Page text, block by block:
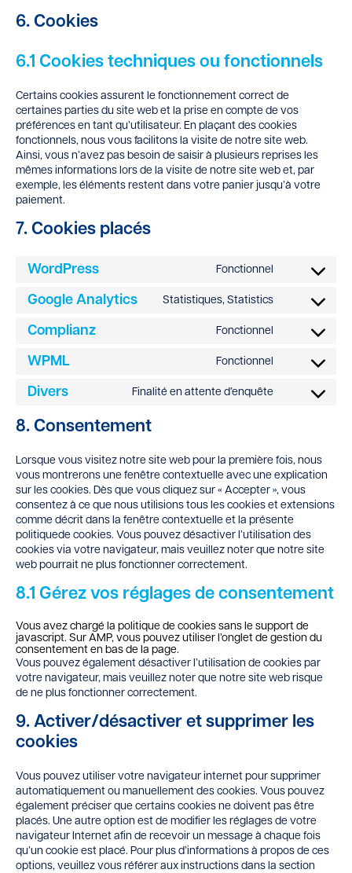
6. Cookies
6.1 Cookies techniques ou fonctionnels
Certains cookies assurent le fonctionnement correct de
certaines parties du site web et la prise en compte de vos
préférences en tant qu’utilisateur. En plaçant des cookies
fonctionnels, nous vous facilitons la visite de notre site web.
Ainsi, vous n’avez pas besoin de saisir à plusieurs reprises les
mêmes informations lors de la visite de notre site web et, par
exemple, les éléments restent dans votre panier jusqu’à votre
paiement.
7. Cookies placés
WordPress Fonctionnel
Consent
service
wordpress
Google Analytics Statistiques, Statistics
Consent
service
google-
Complianz Fonctionnel
Consent
service
complianz
WPML Fonctionnel
Consent
service
Divers Finalité en attente d’enquête
Consent
8. Consentement
Lorsque vous visitez notre site web pour la première fois, nous
vous montrerons une fenêtre contextuelle avec une explication
sur les cookies. Dès que vous cliquez sur « Accepter », vous
consentez à ce que nous utilisions tous les cookies et extensions
comme décrit dans la fenêtre contextuelle et la présente
politiquede cookies. Vous pouvez désactiver l’utilisation des
cookies via votre navigateur, mais veuillez noter que notre site
web pourrait ne plus fonctionner correctement.
8.1 Gérez vos réglages de consentement
Vous avez chargé la politique de cookies sans le support de
javascript. Sur AMP, vous pouvez utiliser l’onglet de gestion du
consentement en bas de la page.
Vous pouvez également désactiver l’utilisation de cookies par
votre navigateur, mais veuillez noter que notre site web risque
de ne plus fonctionner correctement.
9. Activer/désactiver et supprimer les
cookies
Vous pouvez utiliser votre navigateur internet pour supprimer
automatiquement ou manuellement des cookies. Vous pouvez
également préciser que certains cookies ne doivent pas être
placés. Une autre option est de modifier les réglages de votre
navigateur Internet afin de recevoir un message à chaque fois
qu’un cookie est placé. Pour plus d’informations à propos de ces
options, veuillez vous référer aux instructions dans la section